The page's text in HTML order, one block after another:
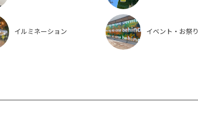
イルミネーション イベント・お祭り